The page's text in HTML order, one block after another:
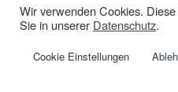
Wir verwenden Cookies.
Sie in unserer Datenschutz.
Cookie Einstellungen